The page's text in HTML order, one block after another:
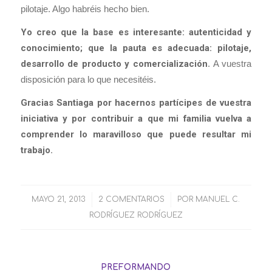
pilotaje. Algo habréis hecho bien.
Yo creo que la base es interesante: autenticidad y
conocimiento; que la pauta es adecuada: pilotaje,
desarrollo de producto y comercialización. A vuestra
disposición para lo que necesitéis.
Gracias Santiaga por hacernos partícipes de vuestra
iniciativa y por contribuir a que mi familia vuelva a
comprender lo maravilloso que puede resultar mi
trabajo.
MAYO 21, 2013
/ 2 COMENTARIOS
/ POR MANUEL C.
RODRÍGUEZ RODRÍGUEZ
PREFORMANDO